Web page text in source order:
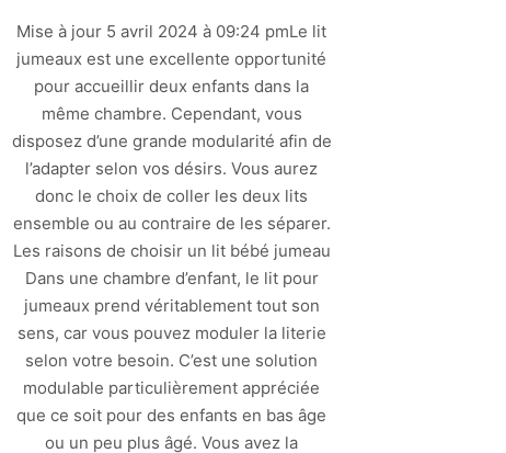
Mise à jour 5 avril 2024 à 09:24 pmLe lit
jumeaux est une excellente opportunité
pour accueillir deux enfants dans la
même chambre. Cependant, vous
disposez d’une grande modularité afin de
l’adapter selon vos désirs. Vous aurez
donc le choix de coller les deux lits
ensemble ou au contraire de les séparer.
Les raisons de choisir un lit bébé jumeau
Dans une chambre d’enfant, le lit pour
jumeaux prend véritablement tout son
sens, car vous pouvez moduler la literie
selon votre besoin. C’est une solution
modulable particulièrement appréciée
que ce soit pour des enfants en bas âge
ou un peu plus âgé. Vous avez la